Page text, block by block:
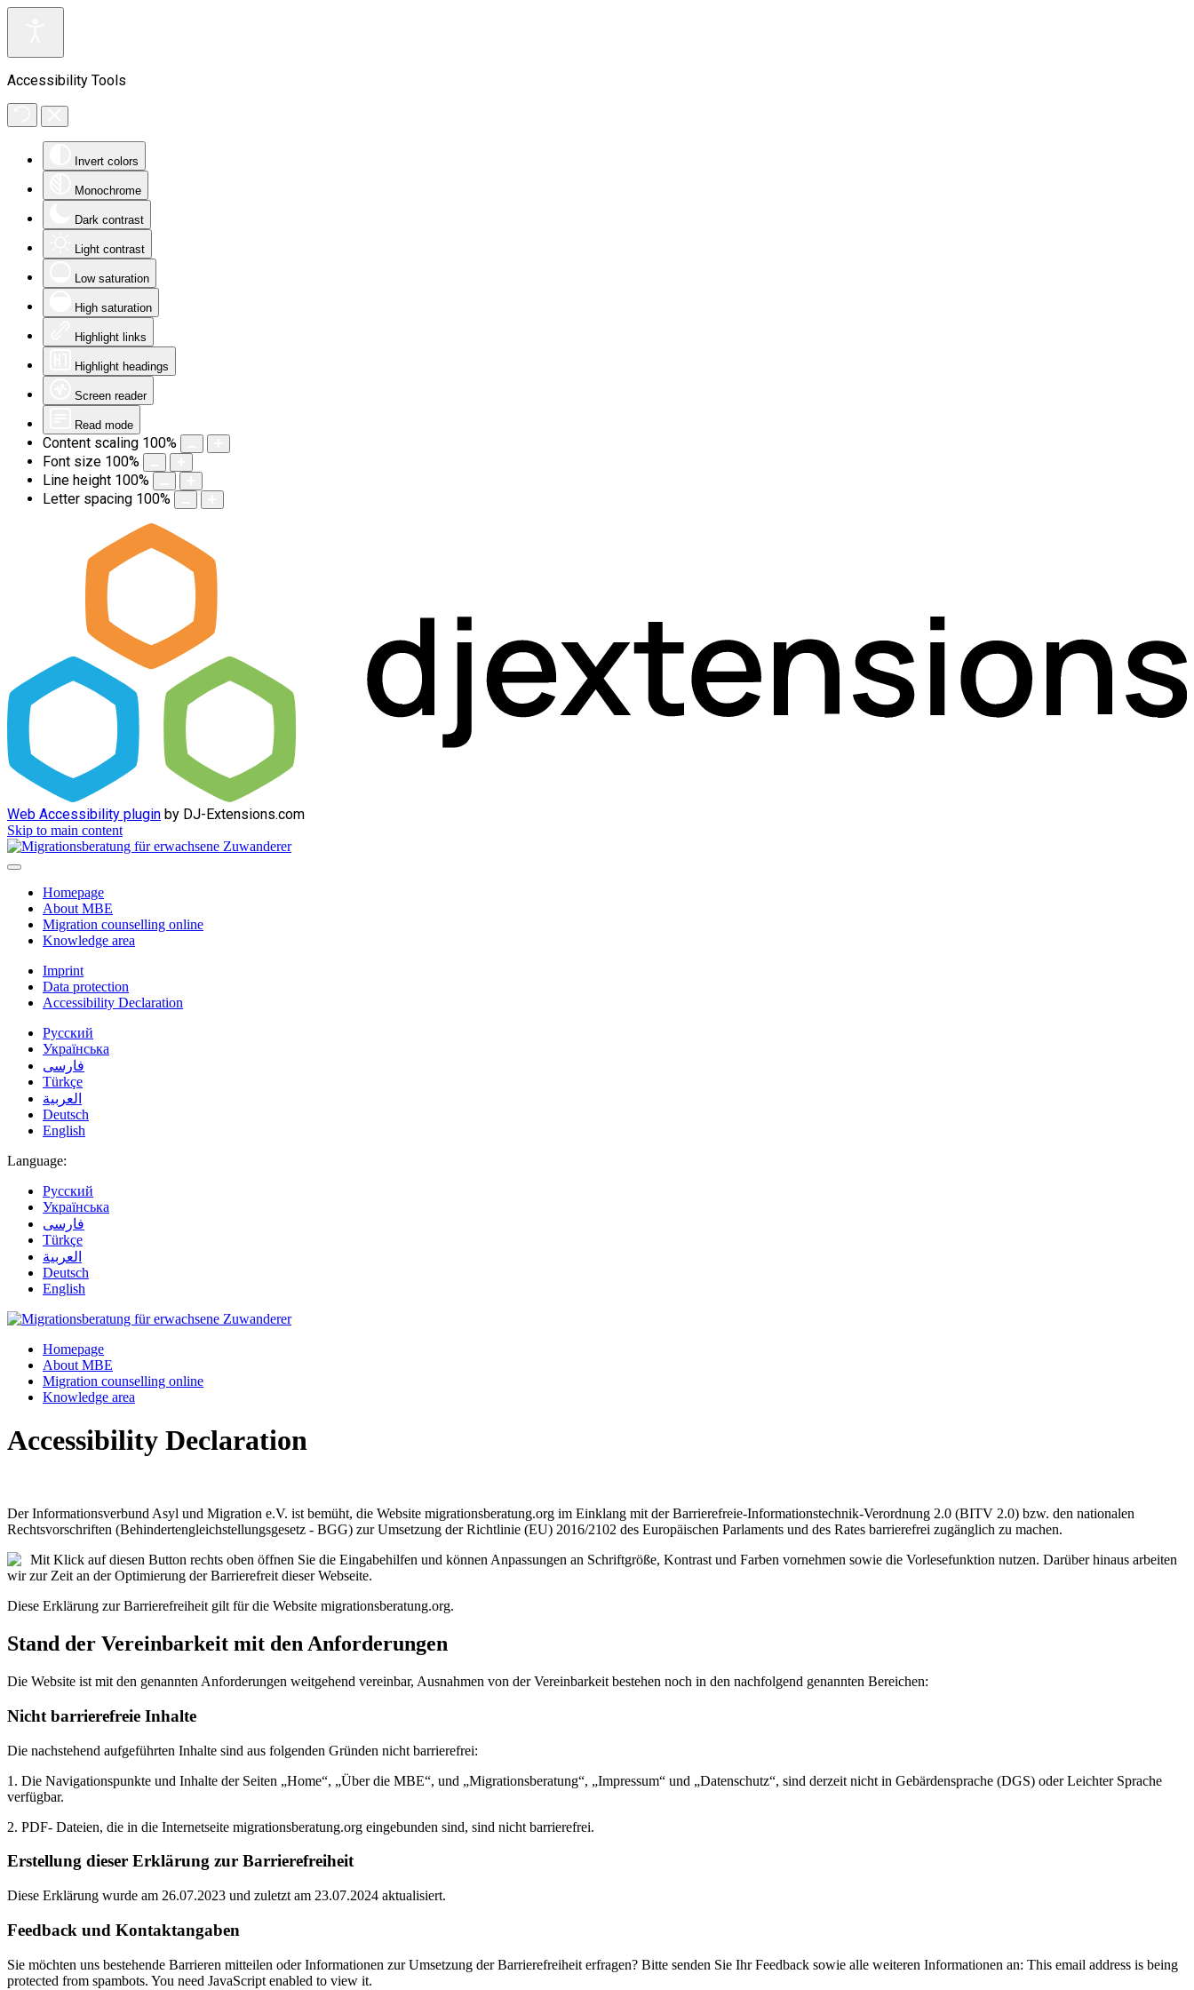
Accessibility Tools
Invert colors
Monochrome
Dark contrast
Light contrast
Low saturation
High saturation
Highlight links
Highlight headings
Screen reader
Read mode
Content scaling 100%
Font size 100%
Line height 100%
Letter spacing 100%
Web Accessibility plugin by DJ-Extensions.com
Skip to main content
Homepage
About MBE
Migration counselling online
Knowledge area
Imprint
Data protection
Accessibility Declaration
Русский
Українська
فارسی
Türkçe
العربية
Deutsch
English
Language:
Русский
Українська
فارسی
Türkçe
العربية
Deutsch
English
Homepage
About MBE
Migration counselling online
Knowledge area
Accessibility Declaration
Der Informationsverbund Asyl und Migration e.V. ist bemüht, die Website migrationsberatung.org im Einklang mit der Barrierefreie-Informationstechnik-Verordnung 2.0 (BITV 2.0) bzw. den nationalen
Rechtsvorschriften (Behindertengleichstellungsgesetz - BGG) zur Umsetzung der Richtlinie (EU) 2016/2102 des Europäischen Parlaments und des Rates barrierefrei zugänglich zu machen.
Mit Klick auf diesen Button rechts oben öffnen Sie die Eingabehilfen und können Anpassungen an Schriftgröße, Kontrast und Farben vornehmen sowie die Vorlesefunktion nutzen. Darüber hinaus arbeiten
wir zur Zeit an der Optimierung der Barrierefreit dieser Webseite.
Diese Erklärung zur Barrierefreiheit gilt für die Website migrationsberatung.org.
Stand der Vereinbarkeit mit den Anforderungen
Die Website ist mit den genannten Anforderungen weitgehend vereinbar, Ausnahmen von der Vereinbarkeit bestehen noch in den nachfolgend genannten Bereichen:
Nicht barrierefreie Inhalte
Die nachstehend aufgeführten Inhalte sind aus folgenden Gründen nicht barrierefrei:
1. Die Navigationspunkte und Inhalte der Seiten „Home“, „Über die MBE“, und „Migrationsberatung“, „Impressum“ und „Datenschutz“, sind derzeit nicht in Gebärdensprache (DGS) oder Leichter Sprache
verfügbar.
2. PDF- Dateien, die in die Internetseite migrationsberatung.org eingebunden sind, sind nicht barrierefrei.
Erstellung dieser Erklärung zur Barrierefreiheit
Diese Erklärung wurde am 26.07.2023 und zuletzt am 23.07.2024 aktualisiert.
Feedback und Kontaktangaben
Sie möchten uns bestehende Barrieren mitteilen oder Informationen zur Umsetzung der Barrierefreiheit erfragen? Bitte senden Sie Ihr Feedback sowie alle weiteren Informationen an: This email address is being
protected from spambots. You need JavaScript enabled to view it.